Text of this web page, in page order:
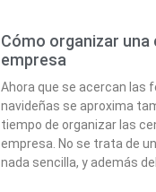
Cómo organizar una
empresa
Ahora que se acercan las
navideñas se aproxima
tiempo de organizar las
empresa. No se trata de
nada sencilla, y además